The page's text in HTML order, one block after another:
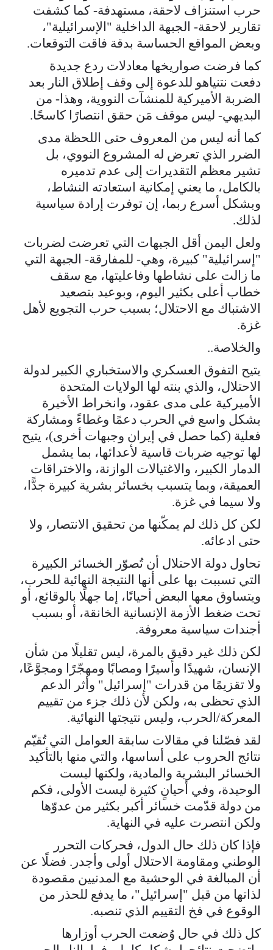
حرب استنزاف لاحقة، مستهدفة- كما كشفت
تقارير لاحقة- الجبهة الداخلية "الإسرائيلية"،
وبعض المواقع الحساسة بدقة فاقت التوقعات.
كما فرضت صواريخها معادلات ردع جديدة
دفعت نتنياهو للدعوة إلى وقف إطلاق النار بعد
الضربة الأميركية للمنشآت النووية، وهذا- من
البديهي- ليس موقف مَن حقق انتصارًا كاسحًا.
كما أنه ليس من المعروف حتى اللحظة مدى
الضرر الذي تعرض له المشروع النووي، بل
تشير معظم التقديرات إلى عدم تدميره
بالكامل، ما يعني إمكانية استعادته النشاط،
وبشكل أسرع ربما، إن توفرت إرادة سياسية
لذلك.
ولعل اليمن أقل الجبهات التي تعرضت لضربات
"إسرائيلية" كبيرة، وهي- للمفارقة- الجبهة التي
ما زالت على نشاطها وفاعليتها، مع سقف
خطاب أعلى بكثير اليوم، وبوعيد بتصعيد
الاشتباك مع الاحتلال؛ بسبب حرب التجويع لأهل
غزة.
والخلاصة..
يتيح التفوق العسكري والاستخباري الكبير لدولة
الاحتلال، والذي بنته لها الولايات المتحدة
الأميركية على مدى عقود، وانخراط الأخيرة
بشكل واسع في الحرب دعمًا وغطاءً ومشاركة
فعلية (كما حصل في إيران وجبهات أخرى)، يتيح
لها توجيه ضربات قاسية لأعدائها، بما يشمل
الدمار الكبير، والاغتيالات الوازنة، والاختراقات
العميقة، وبما يتسبب بخسائر بشرية كبيرة جدًّا،
ولا سيما في غزة.
لكن كل ذلك لم يمكّنها من تحقيق الانتصار، ولا
حتى ادعائه.
تحاول دولة الاحتلال أن تُصوّر الخسائر الكبيرة
التي تسببت بها على أنها النتيجة النهائية للحرب،
ويتساوق معها البعض أحيانًا، إما جهلًا بالوقائع، أو
تحت ضغط الأزمة الإنسانية الخانقة، أو بسبب
أجندات سياسية معروفة.
لكن ذلك غير دقيق بالمرة، ليس تقليلًا من شأن
الإنسان، شهيدًا وأسيرًا ومصابًا ومهجّرًا ومجوَّعًا،
ولا تقزيمًا من قدرات "إسرائيل" وأثر الدعم
الذي تحظى به، ولكن لأن ذلك جزء من تقييم
المعركة/الحرب، وليس نتيجتها النهائية.
لقد فصّلنا في مقالات سابقة العوامل التي تُقيّم
نتائج الحروب على أساسها، والتي منها بالتأكيد
الخسائر البشرية والمادية، ولكنها ليست
الوحيدة، وفي أحيانٍ كثيرة ليست الأولى، فكم
من دولة قدّمت خسائر أكبر بكثير من عدوّها
ولكن انتصرت عليه في النهاية.
فإذا كان ذلك حال الدول، فحركات التحرر
الوطني ومقاومة الاحتلال أولى وأجدر. فضلًا عن
أن المبالغة في الوحشية مع المدنيين مقصودة
لذاتها من قبل "إسرائيل"، ما يدفع للحذر من
الوقوع في فخ التقييم الذي تنصبه.
كل ذلك في حال وُضعت الحرب أوزارها